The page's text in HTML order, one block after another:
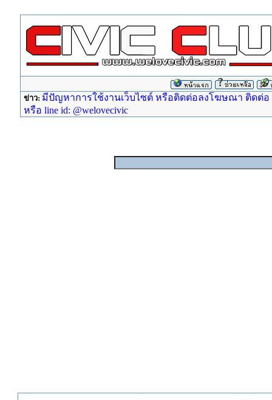
ข่าว: มีปัญหาการใช้งานเว็บไซต์ หรือติดต่อลงโฆษณา ติดต่อ
หรือ line id: @welovecivic